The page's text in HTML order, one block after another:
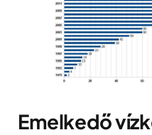
Emelkedő